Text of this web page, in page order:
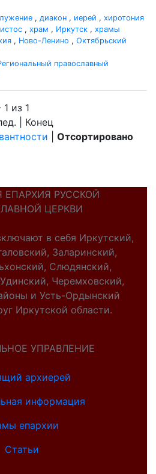
, диакон , иерей , хиротония
, храм , Иркутск , храмы
, Ново-Ленино , Октябрьский
православный
из 1
| Конец
Отсортировано
ЕПАРХИЯ РУССКОЙ
ЦЕРКВИ
в себя Иркутский,
Заларинский,
Слюдянский,
Черемховский,
и Усть-Ордынский
Иркутской области.
УПРАВЛЕНИЕ
архиерей
информация
епархии
Статьи